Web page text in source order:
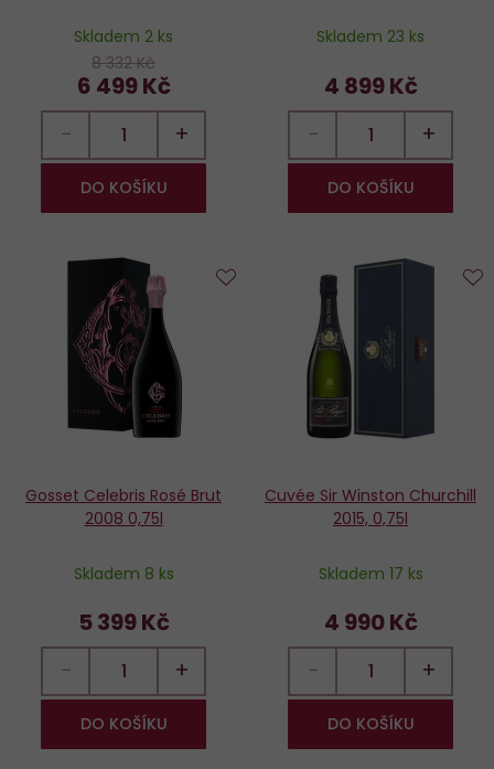
Skladem 2 ks
8 332 Kč
6 499 Kč
− +
DO KOŠÍKU
Skladem 23 ks
4 899 Kč
− +
DO KOŠÍKU
Gosset Celebris Rosé Brut
2008 0,75l
Skladem 8 ks
5 399 Kč
− +
DO KOŠÍKU
oblíbených
Cuvée Sir Winston Churchill
2015, 0,75l
Skladem 17 ks
4 990 Kč
− +
DO KOŠÍKU